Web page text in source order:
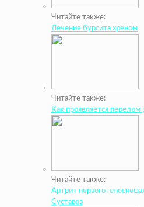
Читайте также:
Лечение бурсита хреном
Читайте также:
Как проявляется
Читайте также:
Артрит первого
Суставов